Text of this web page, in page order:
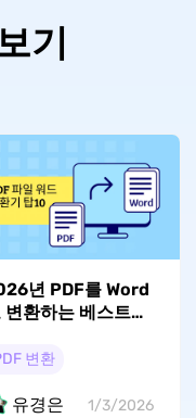
기
년 PDF를 Word
변환하는 베스트
변환
유경은 1/3/2026